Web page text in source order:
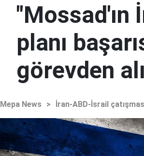
planı
görevden
Mepa News > İran-ABD-İsrail